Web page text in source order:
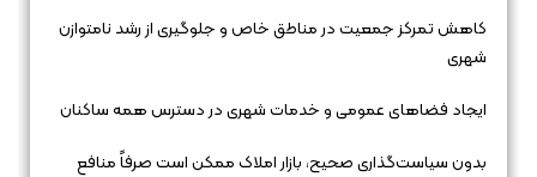
کاهش تمرکز جمعیت در مناطق خاص و جلوگیری از رشد نامتوازن
شهری
ایجاد فضاهای عمومی و خدمات شهری در دسترس همه ساکنان
بدون سیاست‌گذاری صحیح، بازار املاک ممکن است صرفاً منافع